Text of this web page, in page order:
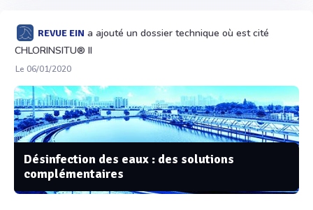
REVUE EIN a ajouté un dossier technique où est cité
CHLORINSITU® II
Le 06/01/2020
Désinfection des eaux : des solutions
complémentaires